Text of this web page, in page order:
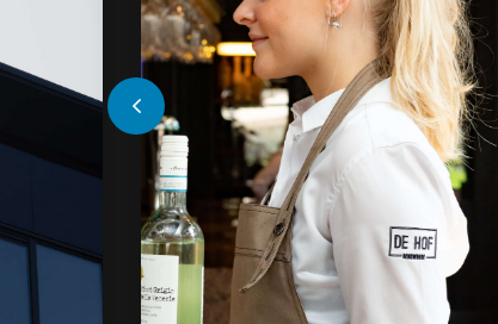
On- en offline